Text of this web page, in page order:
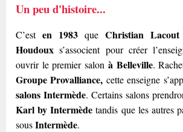
Un peu d'histoire...
C’est en 1983 que Christian Lacout
Houdoux s’associent pour créer
ouvrir le premier salon à Belleville.
Groupe Provalliance, cette enseigne
salons Intermède. Certains salons
Karl by Intermède tandis que les autres
sousIntermède.